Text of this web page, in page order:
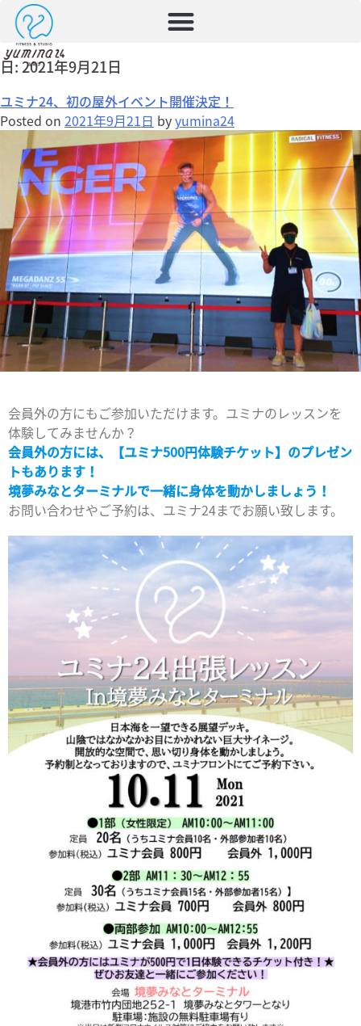
日:2021年9月21日
ユミナ24、初の屋外イベント開催決定！
Posted on 2021年9月21日 byyumina24
会員外の方にもご参加いただけます。ユミナのレッスンを
体験してみませんか？
会員外の方には、【ユミナ500円体験チケット】のプレゼン
トもあります！
境夢みなとターミナルで一緒に身体を動かしましょう！
お問い合わせやご予約は、ユミナ24までお願い致します。